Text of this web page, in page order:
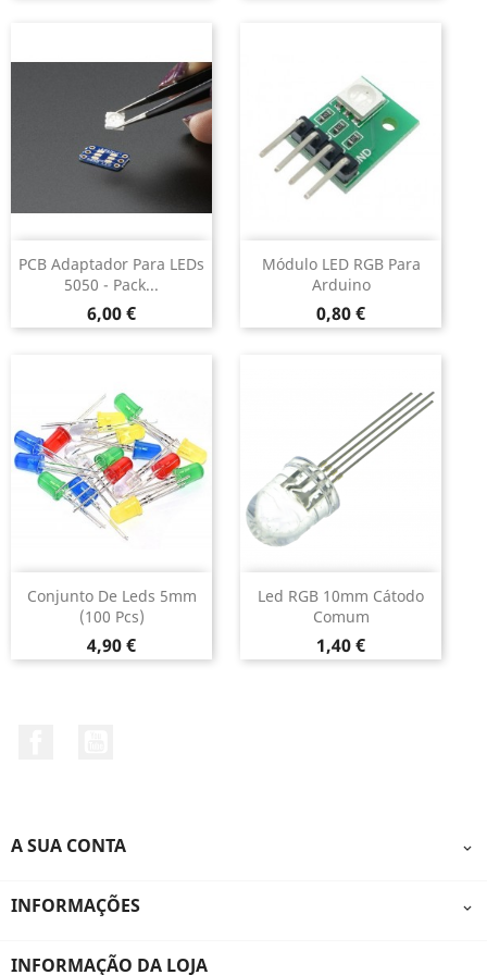
PCB Adaptador Para LEDs
5050 - Pack...
Preço
6,00 €
Módulo LED RGB Para
Arduino
Preço
0,80 €
Conjunto De Leds 5mm
(100 Pcs)
Preço
4,90 €
Led RGB 10mm Cátodo
Comum
Preço
1,40 €
A SUA CONTA 
INFORMAÇÕES 
INFORMAÇÃO DA LOJA